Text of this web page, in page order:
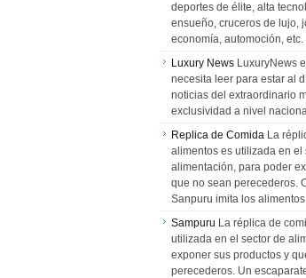
deportes de élite, alta
ensueño, cruceros de lujo,
economía, automoción, etc.
Luxury News LuxuryNews
necesita leer para estar al
noticias del extraordinario
exclusividad a nivel
Replica de Comida La
alimentos es utilizada en el
alimentación, para poder
que no sean perecederos.
Sanpuru imita los
Sampuru La réplica de
utilizada en el sector de
exponer sus productos y
perecederos. Un